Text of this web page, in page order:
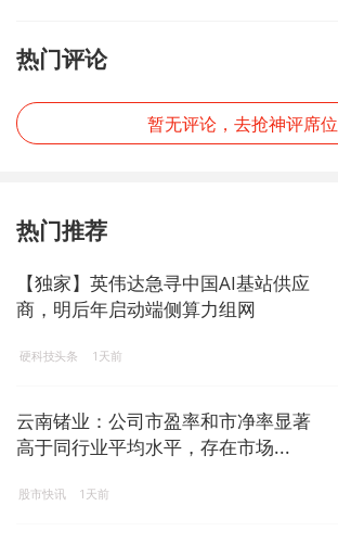
热门评论
暂无评论，去抢神评席位
热门推荐
【独家】英伟达急寻中国AI基站供应
商，明后年启动端侧算力组网
硬科技头条 1天前
云南锗业：公司市盈率和市净率显著
高于同行业平均水平，存在市场...
股市快讯 1天前